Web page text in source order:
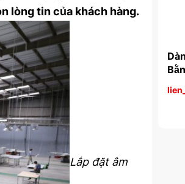
lòng tin của khách hàng.
Lắp đặt âm
Dàn âm thanh đám cưới Tuyên
Quang VH54
lien_he